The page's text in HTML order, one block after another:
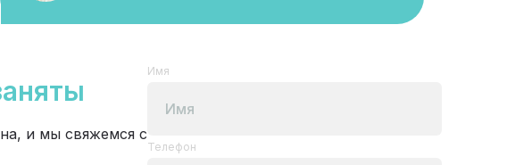
и мы свяжемся с
Имя
Телефон